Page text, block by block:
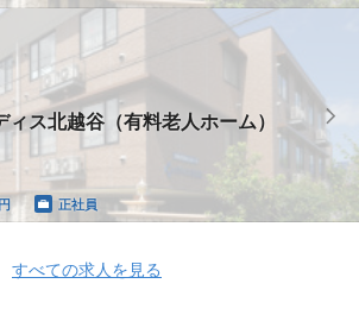
ス北越谷（有料老人ホーム）
正社員
すべての求人を見る